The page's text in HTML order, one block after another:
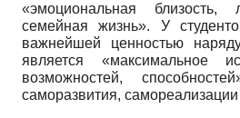
«эмоциональная близость,
семейная жизнь». У
важнейшей ценностью
является «максимальное
возможностей,
саморазвития, самореализации